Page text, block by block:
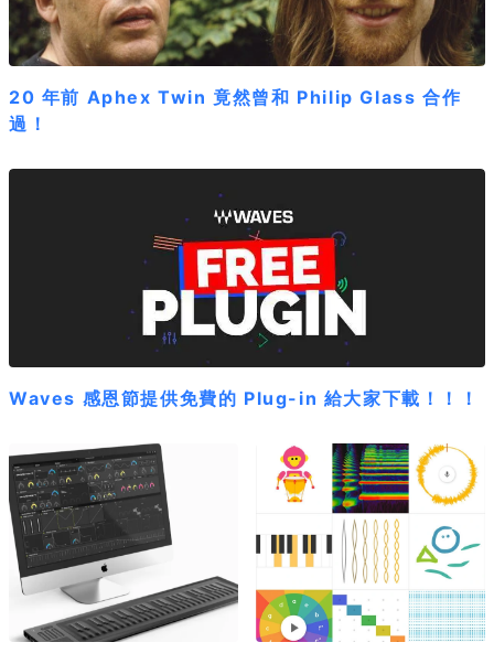
20 年前 Aphex Twin 竟然曾和 Philip Glass 合作
過！
Waves 感恩節提供免費的 Plug-in 給大家下載！！！